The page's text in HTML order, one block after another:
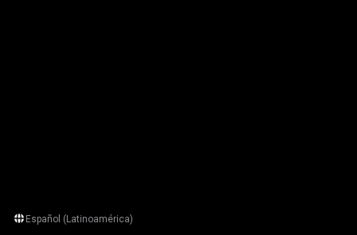
Español (Latinoamérica)